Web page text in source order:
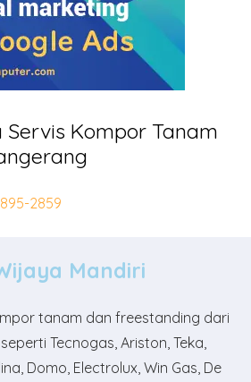
Servis Kompor Tanam
2859
Mandiri
tanam dan freestanding dari
Tecnogas, Ariston, Teka,
Domo, Electrolux, Win Gas, De